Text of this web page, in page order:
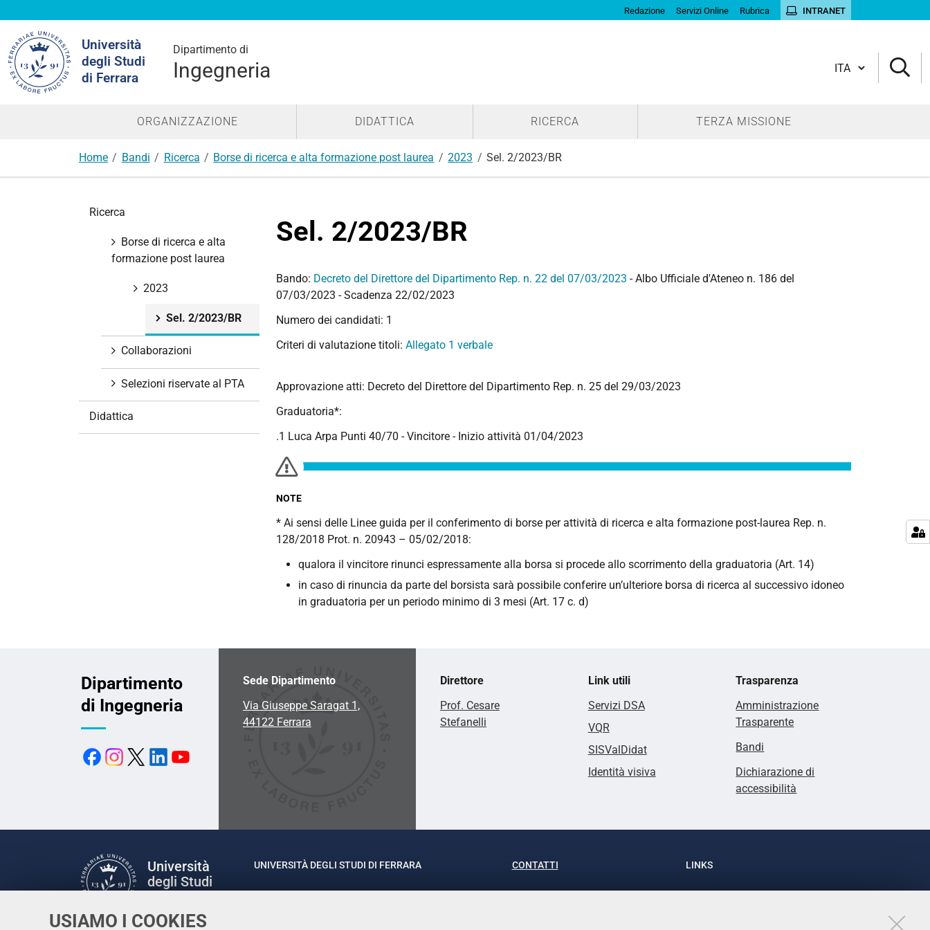
USIAMO I COOKIES
Redazione Servizi Online Rubrica INTRANET
Università
degli Studi
di Ferrara
Dipartimento di
Ingegneria
nel
sito
Cambia lingua
ORGANIZZAZIONE DIDATTICA RICERCA TERZA MISSIONE
Home Bandi Ricerca Borse di ricerca e alta formazione post laurea 2023 Sel. 2/2023/BR
Sel. 2/2023/BR
Bando: Decreto del Direttore del Dipartimento Rep. n. 22 del 07/03/2023 - Albo Ufficiale d'Ateneo n. 186 del
07/03/2023 - Scadenza 22/02/2023
Numero dei candidati: 1
Criteri di valutazione titoli: Allegato 1 verbale
Approvazione atti: Decreto del Direttore del Dipartimento Rep. n. 25 del 29/03/2023
Graduatoria*:
.1 Luca Arpa Punti 40/70 - Vincitore - Inizio attività 01/04/2023
NOTE
* Ai sensi delle Linee guida per il conferimento di borse per attività di ricerca e alta formazione post-laurea Rep. n.
128/2018 Prot. n. 20943 – 05/02/2018:
qualora il vincitore rinunci espressamente alla borsa si procede allo scorrimento della graduatoria (Art. 14)
in caso di rinuncia da parte del borsista sarà possibile conferire un’ulteriore borsa di ricerca al successivo idoneo
in graduatoria per un periodo minimo di 3 mesi (Art. 17 c. d)
Ricerca
Borse di ricerca e alta
formazione post laurea
2023
Sel. 2/2023/BR
Collaborazioni
Selezioni riservate al PTA
Didattica
Dipartimento
di Ingegneria
Sede Dipartimento
Via Giuseppe Saragat 1,
44122 Ferrara
Direttore
Prof. Cesare
Stefanelli
Link utili
Servizi DSA
VQR
SISValDidat
Identità visiva
Trasparenza
Amministrazione
Trasparente
Bandi
Dichiarazione di
accessibilità
Università
degli Studi
UNIVERSITÀ DEGLI STUDI DI FERRARA
Rettrice: Prof.ssa Laura Ramaciotti
CONTATTI
Tel. +39 0532 293111
LINKS
Accessibilità